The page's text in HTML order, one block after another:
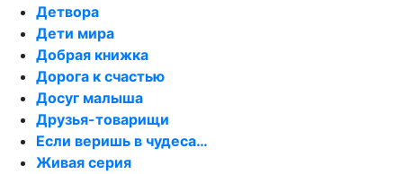
Детвора
Дети мира
Добрая книжка
Дорога к счастью
Досуг малыша
Друзья-товарищи
Если веришь в чудеса…
Живая серия